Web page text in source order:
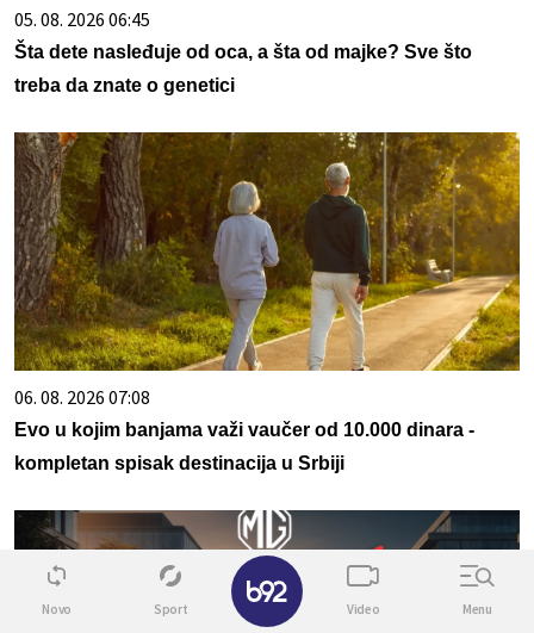
05. 08. 2026 06:45
Šta dete nasleđuje od oca, a šta od majke? Sve što
treba da znate o genetici
06. 08. 2026 07:08
Evo u kojim banjama važi vaučer od 10.000 dinara -
kompletan spisak destinacija u Srbiji
Novo Sport Video Menu
✕